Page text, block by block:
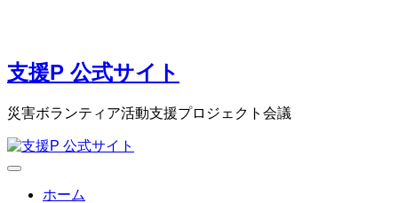
支援P 公式サイト
災害ボランティア活動支援プロジェクト会議
ホーム